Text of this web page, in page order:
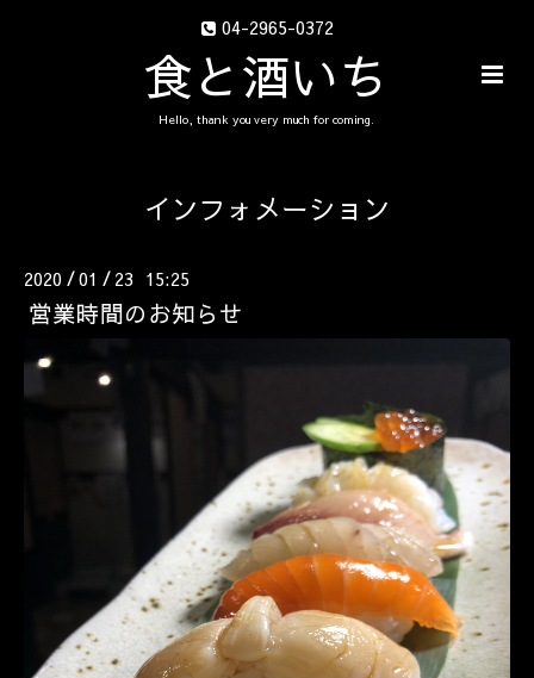
04-2965-0372
食と酒いち
Hello, thank you very much for coming.
インフォメーション
2020 /01 / 23 15:25
営業時間のお知らせ